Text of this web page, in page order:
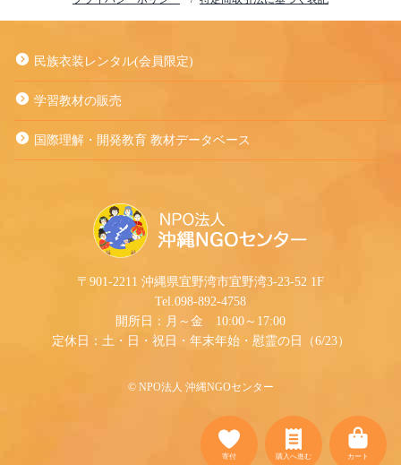
民族衣装レンタル(会員限定)
学習教材の販売
国際理解・開発教育 教材データベース
〒901-2211 沖縄県宜野湾市宜野湾3-23-52 1F
Tel.098-892-4758
開所日：月～金 10:00～17:00
定休日：土・日・祝日・年末年始・慰霊の日（6/23）
©︎ NPO法人 沖縄NGOセンター
カート
購入へ進む
寄付